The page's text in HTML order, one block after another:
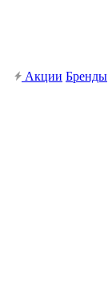
Акции Бренды